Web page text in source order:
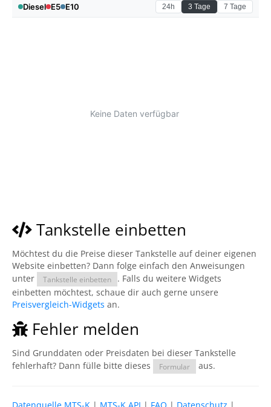
Tankstelle einbetten
Möchtest du die Preise dieser Tankstelle auf deiner eigenen
Website einbetten? Dann folge einfach den Anweisungen
unter
Tankstelle einbetten
. Falls du weitere Widgets
einbetten möchtest, schaue dir auch gerne unsere
Preisvergleich-Widgets an.
Fehler melden
Sind Grunddaten oder Preisdaten bei dieser Tankstelle
fehlerhaft? Dann fülle bitte dieses
Formular aus.